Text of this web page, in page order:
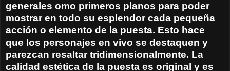
generales omo primeros planos para poder
mostrar en todo su esplendor cada pequeña
acción o elemento de la puesta. Esto hace
que los personajes en vivo se destaquen y
parezcan resaltar tridimensionalmente. La
calidad estética de la puesta es original y es